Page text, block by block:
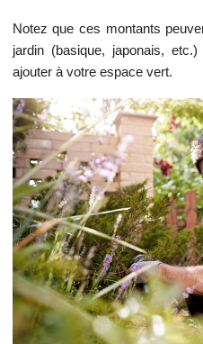
Notez que ces montants
jardin (basique, japonais,
ajouter à votre espace vert.